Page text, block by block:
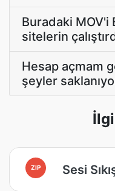
Buradaki
sitelerin
Hesap açmam
şeyler
ZIP Sesi